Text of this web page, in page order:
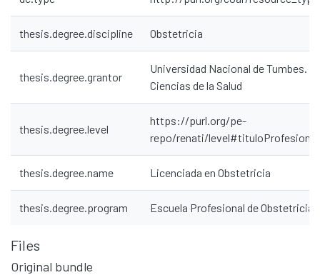
Contacto
Políticas
thesis.degree.discipline Obstetricia
thesis.degree.grantor
Universidad Nacional de Tumbes.
Ciencias de la Salud
thesis.degree.level
https://purl.org/pe-
repo/renati/level#tituloProfesional
thesis.degree.name Licenciada en Obstetricia
thesis.degree.program Escuela Profesional de Obstetricia
Files
Original bundle